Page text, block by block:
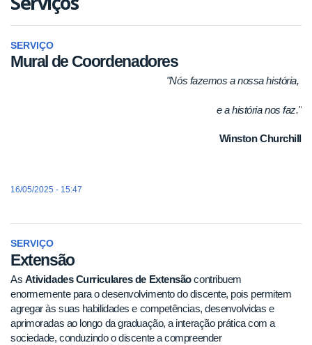
SERVIÇO
Mural de Coordenadores
"Nós fazemos a nossa história,
e a história nos faz."
Winston Churchill
16/05/2025 - 15:47
SERVIÇO
Extensão
As Atividades Curriculares de Extensãocontribuem
enormemente para o desenvolvimento do discente, pois permitem
agregar às suas habilidades e competências, desenvolvidas e
aprimoradas ao longo da graduação, a interação prática com a
sociedade, conduzindo o discente a compreender